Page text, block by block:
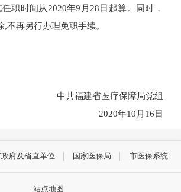
时间从2020年9月28日起算。同时，
,不再另行办理免职手续。
中共福建省医疗保障局党组
2020年10月16日
府及省直单位 国家医保局 市医保系统
站点地图